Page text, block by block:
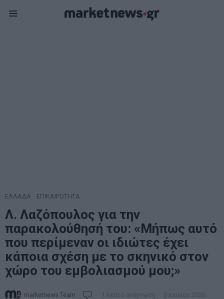
ΕΛΛΑΔΑ ΕΠΙΚΑΙΡΟΤΗΤΑ
Λ. Λαζόπουλος για την
παρακολούθησή του: «Μήπως αυτό
που περίμεναν οι ιδιώτες έχει
κάποια σχέση με το σκηνικό στον
χώρο του εμβολιασμού μου;»
marketnews Team 1 λεπτό ανάγνωση 3 Ιουνίου 2026